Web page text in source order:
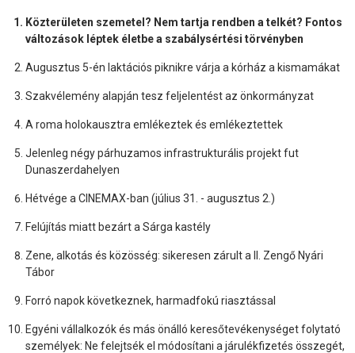
Közterületen szemetel? Nem tartja rendben a telkét? Fontos
változások léptek életbe a szabálysértési törvényben
Augusztus 5-én laktációs piknikre várja a kórház a kismamákat
Szakvélemény alapján tesz feljelentést az önkormányzat
A roma holokausztra emlékeztek és emlékeztettek
Jelenleg négy párhuzamos infrastrukturális projekt fut
Dunaszerdahelyen
Hétvége a CINEMAX-ban (július 31. - augusztus 2.)
Felújítás miatt bezárt a Sárga kastély
Zene, alkotás és közösség: sikeresen zárult a II. Zengő Nyári
Tábor
Forró napok következnek, harmadfokú riasztással
Egyéni vállalkozók és más önálló keresőtevékenységet folytató
személyek: Ne felejtsék el módosítani a járulékfizetés összegét,